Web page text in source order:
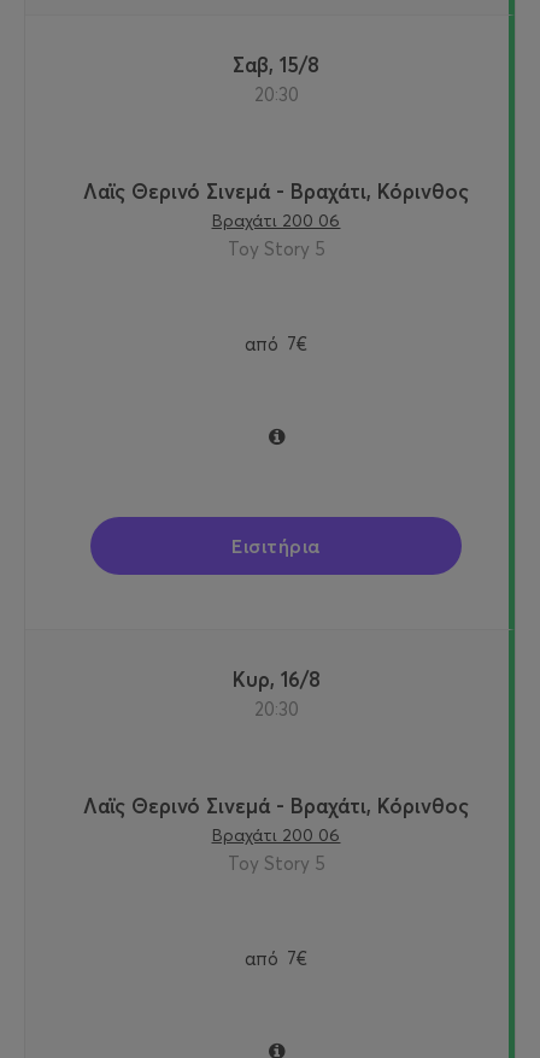
Σαβ, 15/8
20:30
Λαϊς Θερινό Σινεμά - Βραχάτι, Κόρινθος
Βραχάτι 200 06
Toy Story 5
από 7€
Εισιτήρια
Κυρ, 16/8
20:30
Λαϊς Θερινό Σινεμά - Βραχάτι, Κόρινθος
Βραχάτι 200 06
Toy Story 5
από 7€